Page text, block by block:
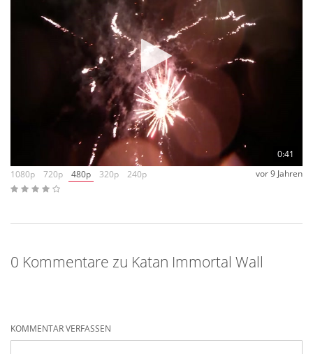
0:41
1080p
720p 480p 320p 240p vor 9 Jahren
0 Kommentare zu Katan Immortal Wall
KOMMENTAR VERFASSEN